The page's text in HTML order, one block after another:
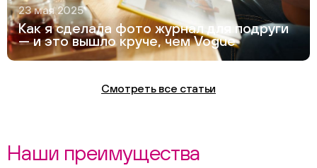
23 мая 2025
Как я сделала фото журнал для подруги
— и это вышло круче, чем Vogue
Смотреть все статьи
Наши преимущества